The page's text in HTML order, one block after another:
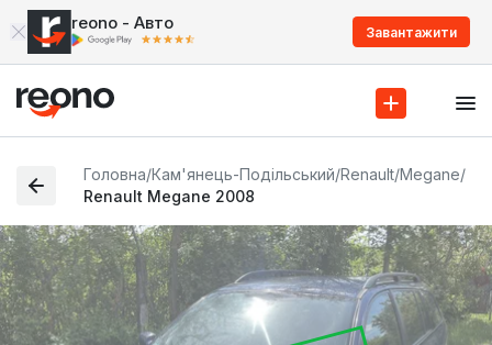
reono - Авто Завантажити
Головна/Кам'янець-Подільський/Renault/Megane/
Renault Megane 2008